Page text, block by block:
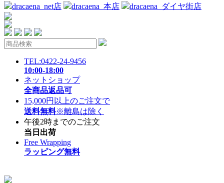
dracaena_net店 dracaena_本店 dracaena_ダイヤ街店
TEL:0422-24-9456
10:00-18:00
ネットショップ
全商品返品可
15,000円以上のご注文で
送料無料※離島は除く
午後2時までのご注文
当日出荷
Free Wrapping
ラッピング無料